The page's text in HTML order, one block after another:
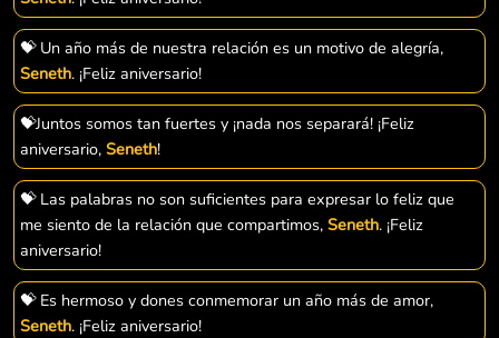
💝 Un año más de nuestra relación es un motivo de alegría,
Seneth. ¡Feliz aniversario!
💝Juntos somos tan fuertes y ¡nada nos separará! ¡Feliz
aniversario, Seneth!
💝 Las palabras no son suficientes para expresar lo feliz que
me siento de la relación que compartimos, Seneth. ¡Feliz
aniversario!
💝 Es hermoso y dones conmemorar un año más de amor,
Seneth. ¡Feliz aniversario!